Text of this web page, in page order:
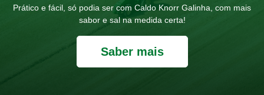
Prático e fácil, só podia ser com Caldo Knorr Galinha, com mais
sabor e sal na medida certa!
Saber mais